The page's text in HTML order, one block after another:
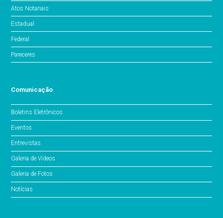
Atos Notariais
Estadual
Federal
Pareceres
Comunicação
Boletins Eletrônicos
Eventos
Entrevistas
Galeria de Vídeos
Galeria de Fotos
Notícias